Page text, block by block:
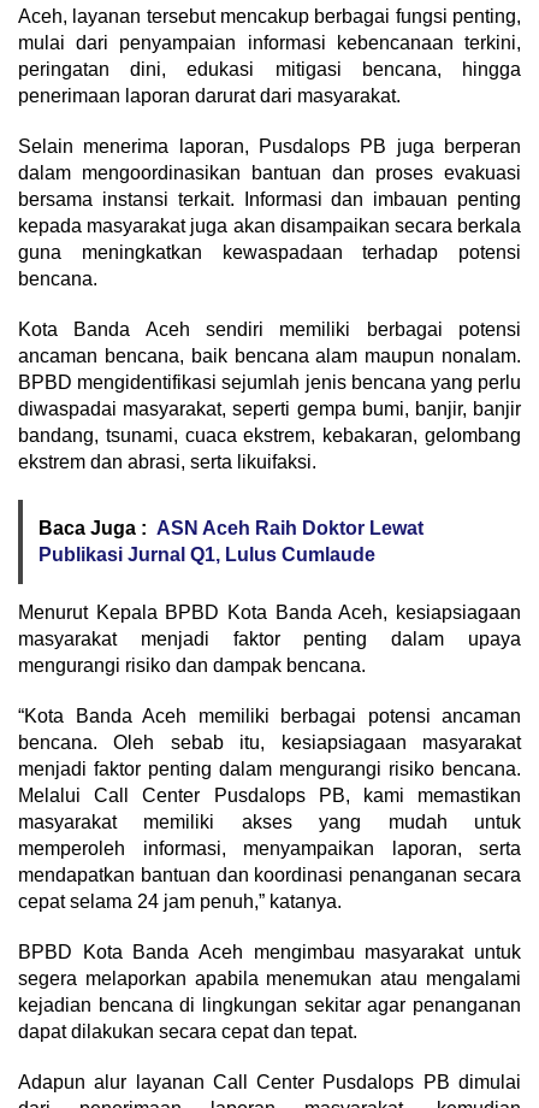
Aceh, layanan tersebut mencakup berbagai fungsi penting,
mulai dari penyampaian informasi kebencanaan terkini,
peringatan dini, edukasi mitigasi bencana, hingga
penerimaan laporan darurat dari masyarakat.
Selain menerima laporan, Pusdalops PB juga berperan
dalam mengoordinasikan bantuan dan proses evakuasi
bersama instansi terkait. Informasi dan imbauan penting
kepada masyarakat juga akan disampaikan secara berkala
guna meningkatkan kewaspadaan terhadap potensi
bencana.
Kota Banda Aceh sendiri memiliki berbagai potensi
ancaman bencana, baik bencana alam maupun nonalam.
BPBD mengidentifikasi sejumlah jenis bencana yang perlu
diwaspadai masyarakat, seperti gempa bumi, banjir, banjir
bandang, tsunami, cuaca ekstrem, kebakaran, gelombang
ekstrem dan abrasi, serta likuifaksi.
Baca Juga : ASN Aceh Raih Doktor Lewat
Publikasi Jurnal Q1, Lulus Cumlaude
Menurut Kepala BPBD Kota Banda Aceh, kesiapsiagaan
masyarakat menjadi faktor penting dalam upaya
mengurangi risiko dan dampak bencana.
“Kota Banda Aceh memiliki berbagai potensi ancaman
bencana. Oleh sebab itu, kesiapsiagaan masyarakat
menjadi faktor penting dalam mengurangi risiko bencana.
Melalui Call Center Pusdalops PB, kami memastikan
masyarakat memiliki akses yang mudah untuk
memperoleh informasi, menyampaikan laporan, serta
mendapatkan bantuan dan koordinasi penanganan secara
cepat selama 24 jam penuh,” katanya.
BPBD Kota Banda Aceh mengimbau masyarakat untuk
segera melaporkan apabila menemukan atau mengalami
kejadian bencana di lingkungan sekitar agar penanganan
dapat dilakukan secara cepat dan tepat.
Adapun alur layanan Call Center Pusdalops PB dimulai